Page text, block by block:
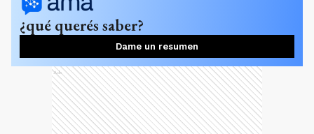
¿qué querés saber?
Dame un resumen
Ads